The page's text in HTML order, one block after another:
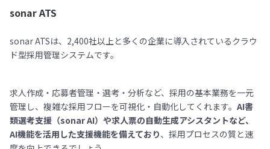
sonar ATS
sonar ATSは、2,400社以上と多くの企業に導入されているクラウ
ド型採用管理システムです。
求人作成・応募者管理・選考・分析など、採用の基本業務を一元
管理し、複雑な採用フローを可視化・自動化してくれます。 AI書
類選考支援（sonar AI）や求人票の自動生成アシスタントなど、
AI機能を活用した支援機能を備えており、採用プロセスの質と速